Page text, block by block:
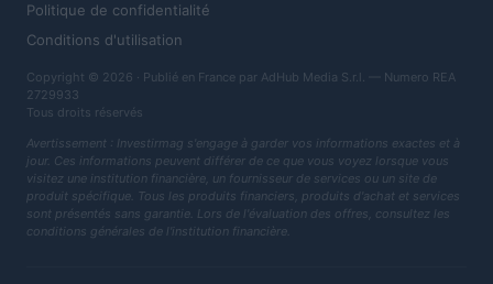
Politique de confidentialité
Conditions d'utilisation
Copyright © 2026 · Publié en France par AdHub Media S.r.l. — Numero REA
2729933
Tous droits réservés
Avertissement : Investirmag s'engage à garder vos informations exactes et à
jour. Ces informations peuvent différer de ce que vous voyez lorsque vous
visitez une institution financière, un fournisseur de services ou un site de
produit spécifique. Tous les produits financiers, produits d'achat et services
sont présentés sans garantie. Lors de l'évaluation des offres, consultez les
conditions générales de l'institution financière.